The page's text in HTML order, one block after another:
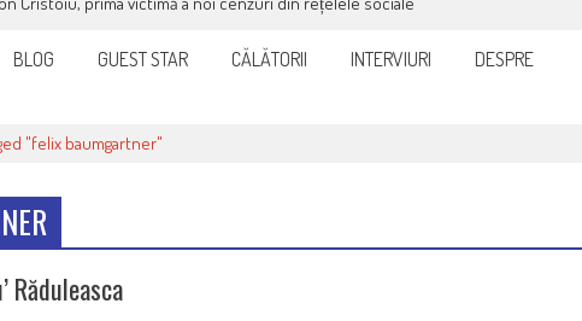
BLOG GUEST STAR CĂLĂTORII INTERVIURI DESPRE
"felix baumgartner"
Răduleasca